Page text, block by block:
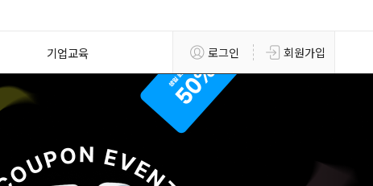
기업교육 로그인 회원가입